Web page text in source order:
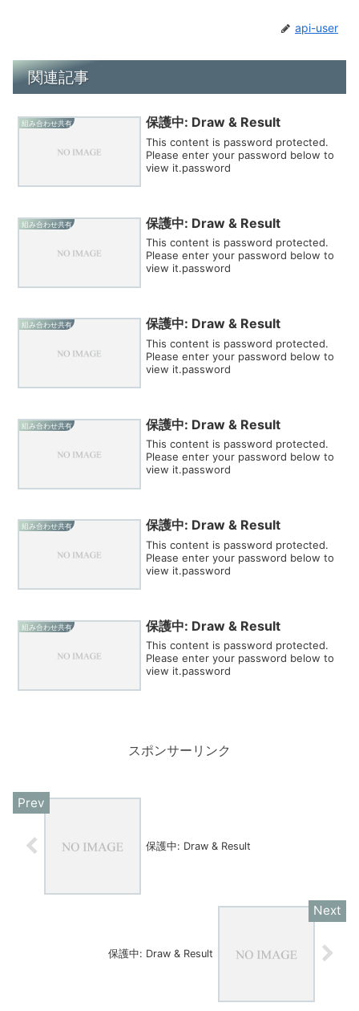
api-user
関連記事
組み合わせ共有 保護中: Draw & Result
This content is password protected.
Please enter your password below to
view it.password
組み合わせ共有 保護中: Draw & Result
This content is password protected.
Please enter your password below to
view it.password
組み合わせ共有 保護中: Draw & Result
This content is password protected.
Please enter your password below to
view it.password
組み合わせ共有 保護中: Draw & Result
This content is password protected.
Please enter your password below to
view it.password
組み合わせ共有 保護中: Draw & Result
This content is password protected.
Please enter your password below to
view it.password
組み合わせ共有 保護中: Draw & Result
This content is password protected.
Please enter your password below to
view it.password
スポンサーリンク
保護中: Draw & Result
保護中: Draw & Result